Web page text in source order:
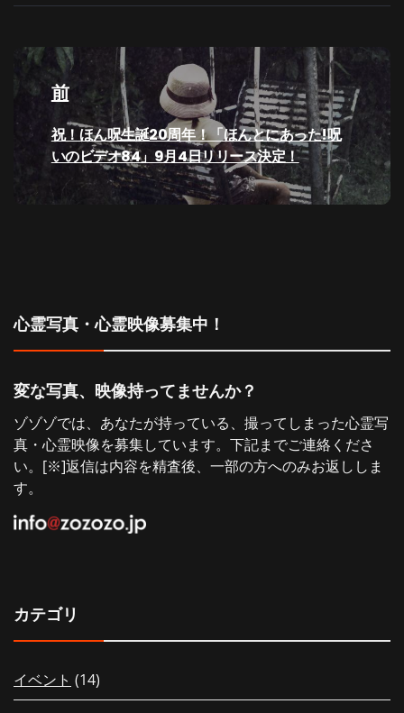
投
稿
ナ
ビ
ョ
ン
前
過
去
投
祝！ほん呪生誕20周年！「ほんとにあった!呪
いのビデオ84」9月4日リリース決定！
心霊写真・心霊映像募集中！
変な写真、映像持ってませんか？
ゾゾゾでは、あなたが持っている、撮ってしまった心霊写
真・心霊映像を募集しています。下記までご連絡くださ
い。[※]返信は内容を精査後、一部の方へのみお返ししま
す。
カテゴリ
イベント (14)